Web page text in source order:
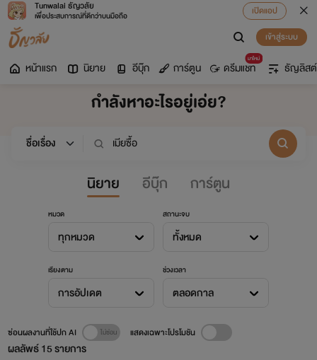
Tunwalai ธัญวลัย
เพื่อประสบการณ์ที่ดีกว่าบนมือถือ
เปิดแอป
เข้าสู่ระบบ
หน้าแรก นิยาย อีบุ๊ก การ์ตูน
มาใหม่
ดรีมแชท ธัญลิสต์
กำลังหาอะไรอยู่เอ่ย?
นิยาย อีบุ๊ก การ์ตูน
หมวด
ทุกหมวด
สถานะจบ
ทั้งหมด
เรียงตาม
การอัปเดต
ช่วงเวลา
ตลอดกาล
ผลลัพธ์15รายการ
ซ่อนผลงานที่ใช้ปก AI แสดงเฉพาะโปรโมชัน